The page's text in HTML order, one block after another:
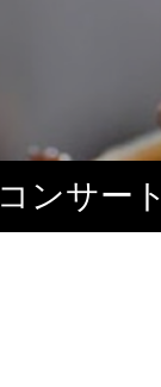
コンサート